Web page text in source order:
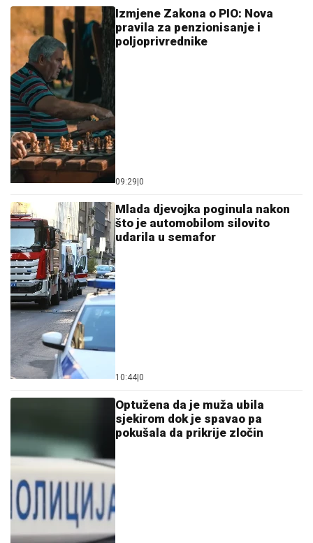
Izmjene Zakona o PIO: Nova
pravila za penzionisanje i
poljoprivrednike
09:29 0
Mlada djevojka poginula nakon
što je automobilom silovito
udarila u semafor
10:44 0
Optužena da je muža ubila
sjekirom dok je spavao pa
pokušala da prikrije zločin